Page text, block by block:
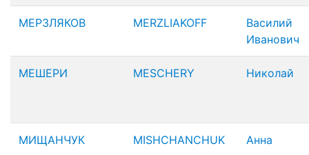
МЕРЗЛЯКОВ MERZLIAKOFF
Василий
Иванович
МЕШЕРИ MESCHERY Николай
МИЩАНЧУК MISHCHANCHUK Анна